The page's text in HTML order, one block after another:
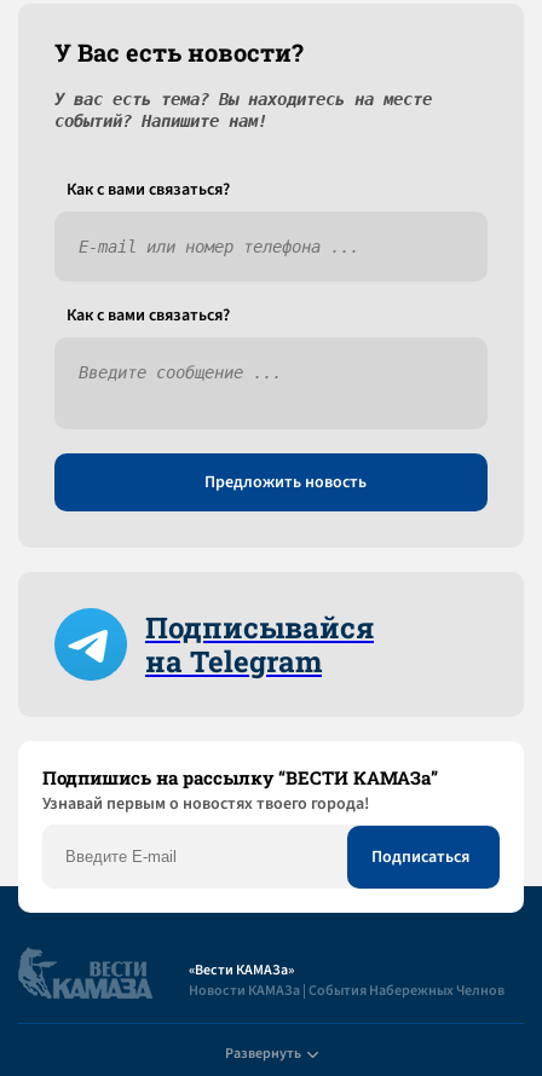
У Вас есть новости?
У вас есть тема? Вы находитесь на месте
событий? Напишите нам!
Как c вами связаться?
Как c вами связаться?
Предложить новость
Подписывайся
на Telegram
Подпишись на рассылку “ВЕСТИ КАМАЗа”
Узнaвай первым о новостях твоего города!
«Вести КАМАЗа»
Новости КАМАЗа | События Набережных Челнов
Развернуть